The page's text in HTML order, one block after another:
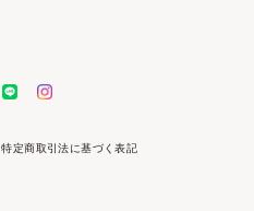
特定商取引法に基づく表記